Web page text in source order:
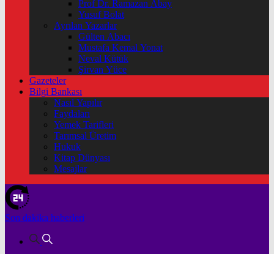
Prof Dr. Ramazan Abay
Yusuf Bolat
Ayrılan Yazarlar
Gülten Abacı
Mustafa Kemal Yonat
Neval Kütük
Şirvan Yüce
Gazeteler
Bilgi Bankası
Nasıl Yapılır
Faydaları
Yemek Tarifleri
Tarımsal Üretim
Hukuk
Kitap Dünyası
Mesajlar
Son dakika haberleri